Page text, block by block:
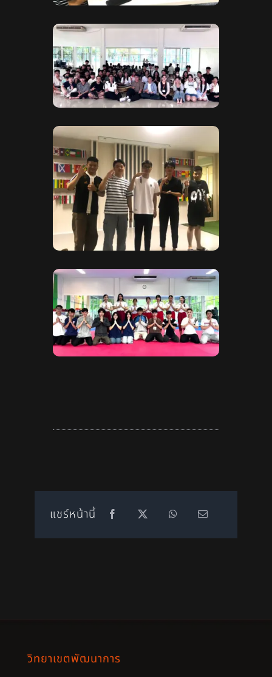
แชร์หน้านี้
วิทยาเขตพัฒนาการ